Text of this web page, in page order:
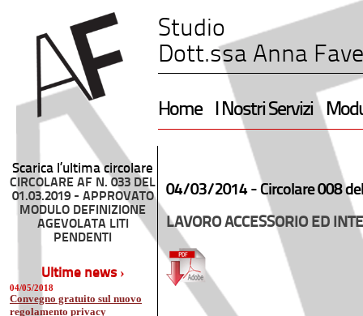
Studio
Dott.ssa Anna
Home I Nostri Servizi
Scarica l’ultima circolare
CIRCOLARE AF N. 033 DEL
01.03.2019 - APPROVATO
MODULO DEFINIZIONE
AGEVOLATA LITI
PENDENTI
Ultime news ›
04/05/2018
Convegno gratuito sul nuovo
regolamento privacy
04/03/2014 - Circolare 008
LAVORO ACCESSORIO ED